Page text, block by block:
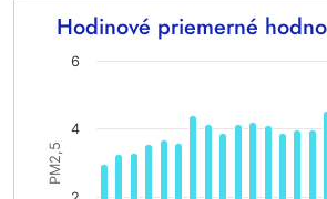
Hodinové priemerné
Chart
The chart has 1 X axis displaying
The chart has 1 Y axis displaying
PM2,5
4
6